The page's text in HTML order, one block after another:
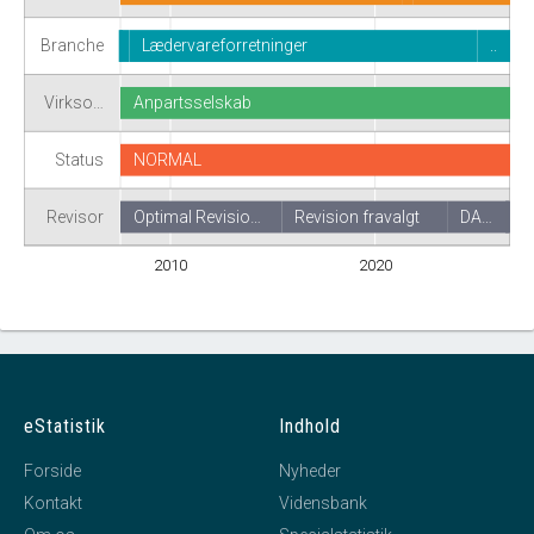
Branche
Virkso…
Status
Revisor
2010 2020
Lædervareforretninger ..
Anpartsselskab
NORMAL
DA…
Optimal Revisio… Revision fravalgt
eStatistik
Forside
Kontakt
Indhold
Nyheder
Vidensbank